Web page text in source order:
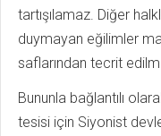
tartışılamaz. Diğer
duymayan eğilimler
saflarından tecrit
Bununla bağlantılı
tesisi için Siyonist